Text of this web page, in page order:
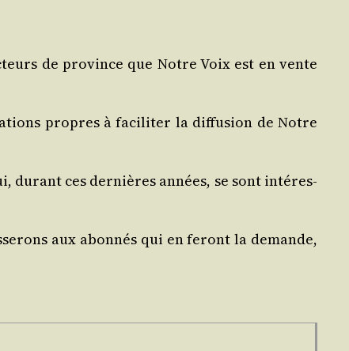
de pro­vince que Notre Voix est en vente
propres à faci­li­ter la dif­fu­sion de Notre
durant ces der­nières années, se sont inté­res­
aux abon­nés qui en feront la demande,